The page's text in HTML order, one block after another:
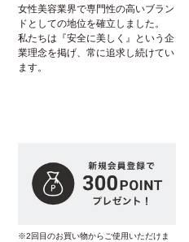
女性美容業界で専門性の高いブラン
ドとしての地位を確立しました。
私たちは『安全に美しく』という企
業理念を掲げ、常に追求し続けてい
ます。
※2回目のお買い物からご使用いただけま